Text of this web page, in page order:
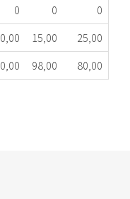
0 0
0
15,00
25,00
98,00 80,00